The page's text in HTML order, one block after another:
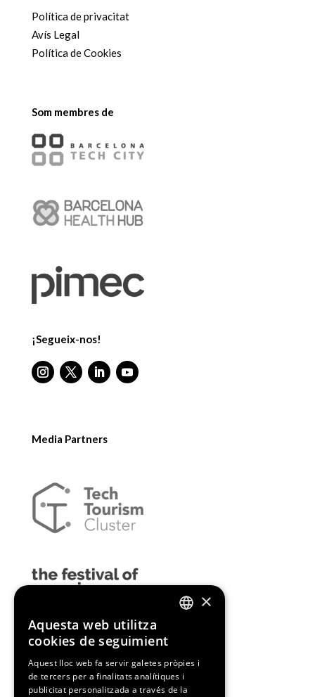
Política de privacitat
Avís Legal
Política de Cookies
Som membres de
¡Segueix-nos!
Media Partners
CATALAN
×
Aquesta web utilitza
cookies de seguimient
Aquest lloc web fa servir galetes pròpies i
de tercers per a finalitats analítiques i
publicitat personalitzada a través de la